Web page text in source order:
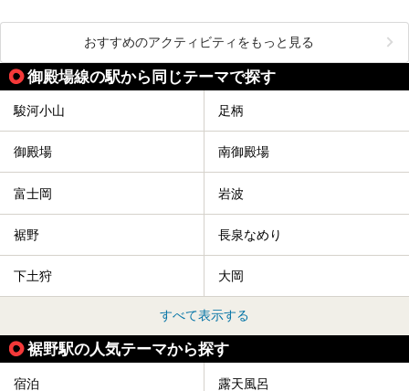
おすすめのアクティビティをもっと見る
御殿場線の駅から同じテーマで探す
駿河小山 足柄
御殿場 南御殿場
富士岡 岩波
裾野 長泉なめり
下土狩 大岡
すべて表示する
裾野駅の人気テーマから探す
宿泊 露天風呂